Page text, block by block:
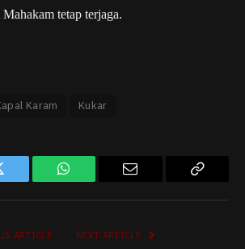
tetap terjaga.
Karam Kukar
WhatsApp
ARTICLE NEXT ARTICLE